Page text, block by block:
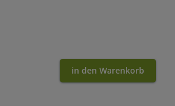
in den Warenkorb